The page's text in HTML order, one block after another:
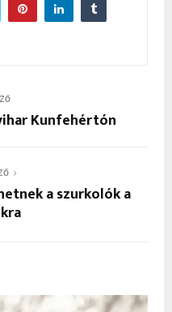
Kunfehértón
a szurkolók a